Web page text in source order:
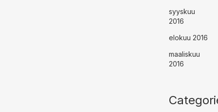
syyskuu
2016
elokuu 2016
maaliskuu
2016